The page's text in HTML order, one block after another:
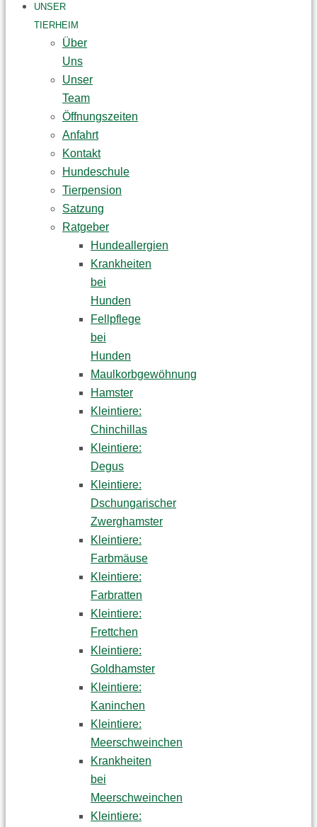
UNSER
TIERHEIM
Über
Uns
Unser
Team
Öffnungszeiten
Anfahrt
Kontakt
Hundeschule
Tierpension
Satzung
Ratgeber
Hundeallergien
Krankheiten
bei
Hunden
Fellpflege
bei
Hunden
Maulkorbgewöhnung
Hamster
Kleintiere:
Chinchillas
Kleintiere:
Degus
Kleintiere:
Dschungarischer
Zwerghamster
Kleintiere:
Farbmäuse
Kleintiere:
Farbratten
Kleintiere:
Frettchen
Kleintiere:
Goldhamster
Kleintiere:
Kaninchen
Kleintiere:
Meerschweinchen
Krankheiten
bei
Meerschweinchen
Kleintiere: